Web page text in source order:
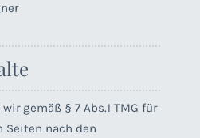
gemäß § 7 Abs.1 TMG für
Seiten nach den